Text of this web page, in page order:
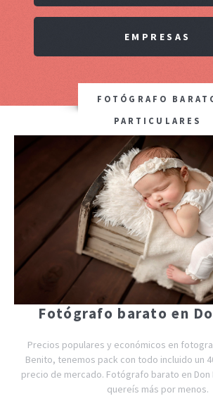
EMPRESAS
FOTÓGRAFO
PARTICULARES
Fotógrafo barato en
Precios populares y económicos en
Benito, tenemos pack con todo incluido un
precio de mercado. Fotógrafo barato en Don
quereís más por menos.